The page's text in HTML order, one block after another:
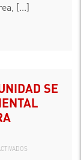
DE
[...]